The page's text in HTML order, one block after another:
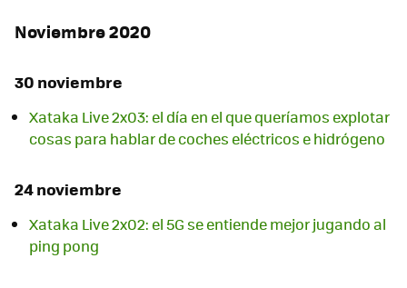
Noviembre 2020
30 noviembre
Xataka Live 2x03: el día en el que queríamos explotar
cosas para hablar de coches eléctricos e hidrógeno
24 noviembre
Xataka Live 2x02: el 5G se entiende mejor jugando al
ping pong